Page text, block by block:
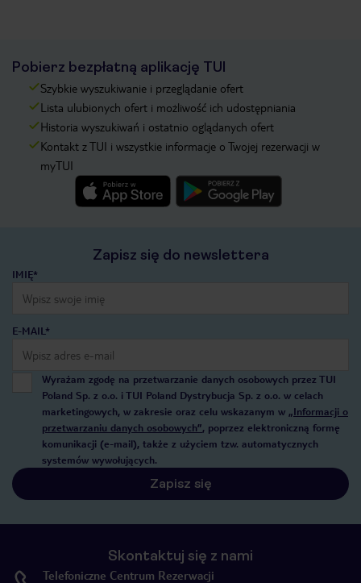
Pobierz bezpłatną aplikację TUI
Szybkie wyszukiwanie i przeglądanie ofert
Lista ulubionych ofert i możliwość ich udostępniania
Historia wyszukiwań i ostatnio oglądanych ofert
Kontakt z TUI i wszystkie informacje o Twojej rezerwacji w
myTUI
Zapisz się do newslettera
IMIĘ*
E-MAIL*
Wyrażam zgodę na przetwarzanie danych osobowych przez TUI
Poland Sp. z o.o. i TUI Poland Dystrybucja Sp. z o.o. w celach
marketingowych, w zakresie oraz celu wskazanym w „Informacji o
przetwarzaniu danych osobowych”, poprzez elektroniczną formę
komunikacji (e-mail), także z użyciem tzw. automatycznych
systemów wywołujących.
Zapisz się
Skontaktuj się z nami
Telefoniczne Centrum Rezerwacji